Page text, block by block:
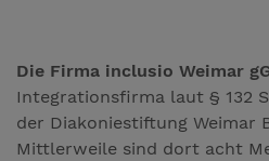
Die Firma inclusio Weimar
Integrationsfirma laut § 132
der Diakoniestiftung Weimar
Mittlerweile sind dort acht